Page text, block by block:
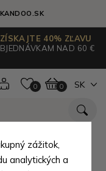
40% ZĽAVU
NAD 60 €
0 0 SK
Lana
zážitok,
analytických a